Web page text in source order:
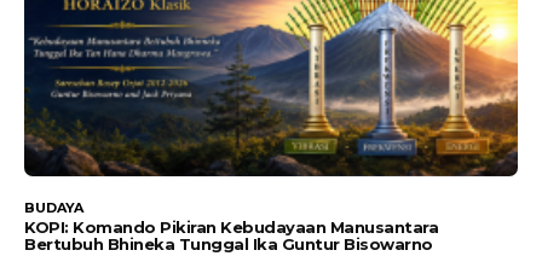
BUDAYA
KOPI: Komando Pikiran Kebudayaan Manusantara
Bertubuh Bhineka Tunggal Ika Guntur Bisowarno